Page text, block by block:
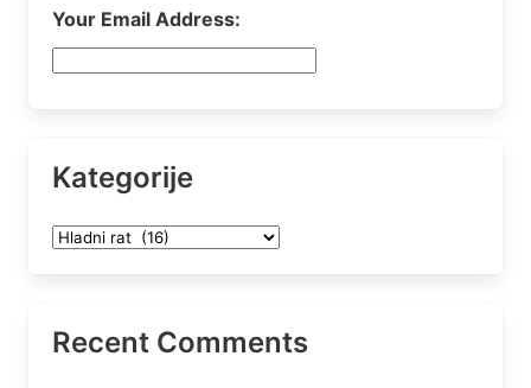
Your Email Address:
Kategorije
Kategorije
Recent Comments